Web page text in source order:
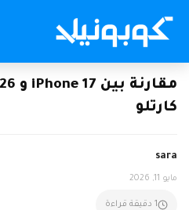
كارتلو
sara
مايو 11, 2026
1 دقيقة قراءة